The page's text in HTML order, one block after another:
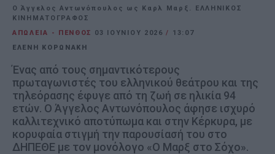
Ο Άγγελος Αντωνόπουλος ως Καρλ Μαρξ. ΕΛΛΗΝΙΚΟΣ
ΚΙΝΗΜΑΤΟΓΡΑΦΟΣ
ΑΠΩΛΕΙΑ - ΠΕΝΘΟΣ
03 ΙΟΥΝΊΟΥ 2026/ 13:07
ΕΛΕΝΗ ΚΟΡΩΝΑΚΗ
Ένας από τους σημαντικότερους
πρωταγωνιστές του ελληνικού θεάτρου και της
τηλεόρασης έφυγε από τη ζωή σε ηλικία 94
ετών. Ο Άγγελος Αντωνόπουλος άφησε ισχυρό
καλλιτεχνικό αποτύπωμα και στην Κέρκυρα, με
κορυφαία στιγμή την παρουσίασή του στο
ΔΗΠΕΘΕ με τον μονόλογο «Ο Μαρξ στο Σόχο».